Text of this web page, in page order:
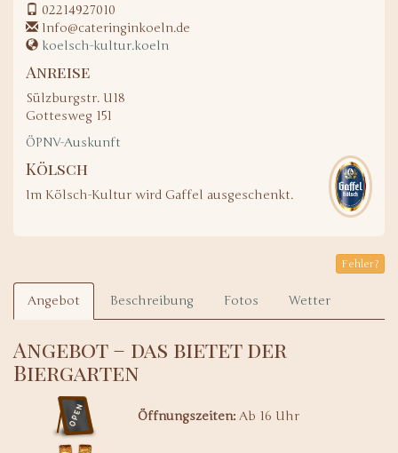
02214927010
Info@cateringinkoeln.de
koelsch-kultur.koeln
Anreise
Sülzburgstr. U18
Gottesweg 151
ÖPNV-Auskunft
Kölsch
Im Kölsch-Kultur wird Gaffel ausgeschenkt.
Fehler?
Angebot Beschreibung Fotos Wetter
Angebot – das bietet der
Biergarten
Öffnungszeiten: Ab 16 Uhr